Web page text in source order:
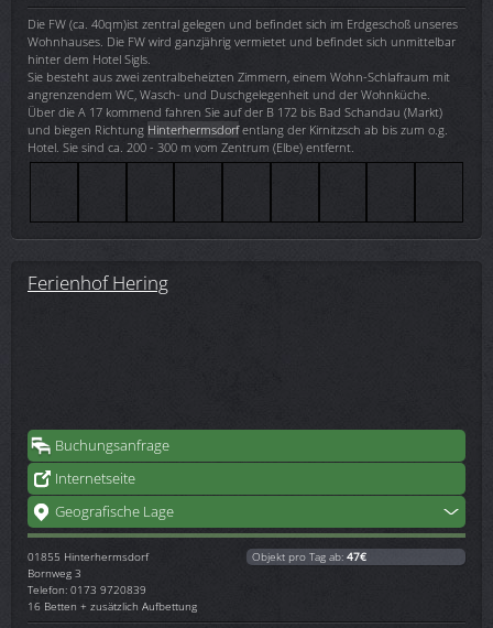
Die FW (ca. 40qm)ist zentral gelegen und befindet sich im Erdgeschoß unseres
Wohnhauses. Die FW wird ganzjährig vermietet und befindet sich unmittelbar
hinter dem Hotel Sigls.
Sie besteht aus zwei zentralbeheizten Zimmern, einem Wohn-Schlafraum mit
angrenzendem WC, Wasch- und Duschgelegenheit und der Wohnküche.
Über die A 17 kommend fahren Sie auf der B 172 bis Bad Schandau (Markt)
und biegen Richtung Hinterhermsdorfentlang der Kirnitzsch ab bis zum o.g.
Hotel. Sie sind ca. 200 - 300 m vom Zentrum (Elbe) entfernt.
Ferienhof Hering
Buchungsanfrage
Internetseite
Geografische Lage
01855 Hinterhermsdorf
Bornweg 3
Telefon: 0173 9720839
16 Betten + zusätzlich Aufbettung
Objekt pro Tag ab: 47€